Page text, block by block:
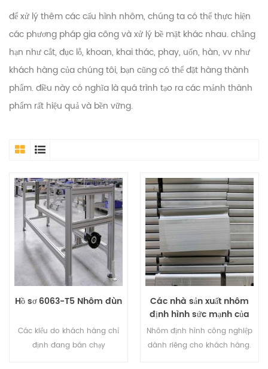
để xử lý thêm các cấu hình nhôm, chúng ta có thể thực hiện
các phương pháp gia công và xử lý bề mặt khác nhau. chẳng
hạn như cắt, đục lỗ, khoan, khai thác, phay, uốn, hàn, vv như
khách hàng của chúng tôi, bạn cũng có thể đặt hàng thành
phẩm. điều này có nghĩa là quá trình tạo ra các mảnh thành
phẩm rất hiệu quả và bền vững.
Hồ sơ 6063-T5 Nhôm đùn
Các kiểu do khách hàng chỉ
định đang bán chạy
Các nhà sản xuất nhôm
định hình sức mạnh của
Trung Quốc cho các bộ
phận công nghiệp
Nhôm định hình công nghiệp
dành riêng cho khách hàng.